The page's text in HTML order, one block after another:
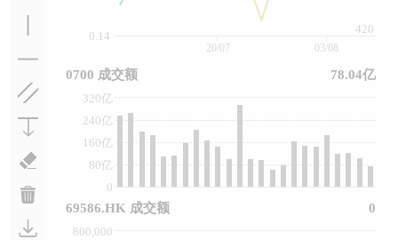
0.14
420
0
80亿
160亿
240亿
320亿
800,000
20/07 03/08
0700 成交额 78.04亿
69586.HK 成交额 0